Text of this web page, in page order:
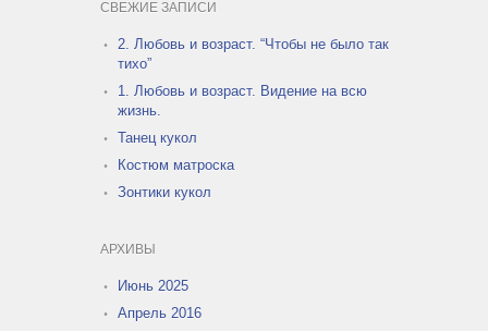
СВЕЖИЕ ЗАПИСИ
2. Любовь и возраст. “Чтобы не было так
тихо”
1. Любовь и возраст. Видение на всю
жизнь.
Танец кукол
Костюм матроска
Зонтики кукол
АРХИВЫ
Июнь 2025
Апрель 2016